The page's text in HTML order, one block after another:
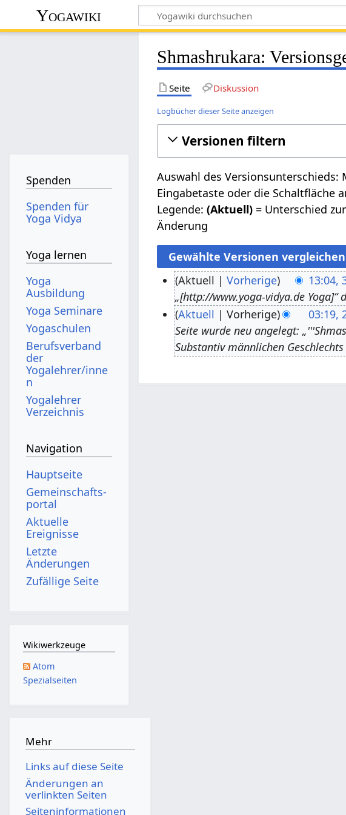
Yogawiki
Shmashrukara:
Seite Diskussion
Logbücher dieser Seite anzeigen
Versionen filtern
Auswahl des
Eingabetaste oder die Schaltfläche
Legende:(Aktuell) = Unterschied
Änderung
i
Aktuell Vorherige 13:04,
„[http://www.yoga-vidya.de Yoga]“
J
Aktuell Vorherige 03:19,
Seite wurde neu angelegt:
Substantiv männlichen
Spenden
Spenden für
Yoga Vidya
Yoga lernen
Yoga
Ausbildung
Yoga Seminare
Yogaschulen
Berufsverband
der
Yogalehrer/inne
n
Yogalehrer
Verzeichnis
Navigation
Hauptseite
Gemeinschafts­
portal
Aktuelle
Ereignisse
Letzte
Änderungen
Zufällige Seite
Wikiwerkzeuge
Atom
Spezialseiten
Mehr
Links auf diese Seite
Änderungen an
verlinkten Seiten
Seiten­­informationen